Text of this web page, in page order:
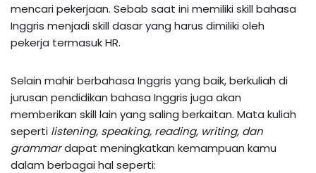
mencari pekerjaan. Sebab saat ini memiliki skill bahasa
Inggris menjadi skill dasar yang harus dimiliki oleh
pekerja termasuk HR.
Selain mahir berbahasa Inggris yang baik, berkuliah di
jurusan pendidikan bahasa Inggris juga akan
memberikan skill lain yang saling berkaitan. Mata kuliah
seperti listening, speaking, reading, writing, dan
grammardapat meningkatkan kemampuan kamu
dalam berbagai hal seperti: